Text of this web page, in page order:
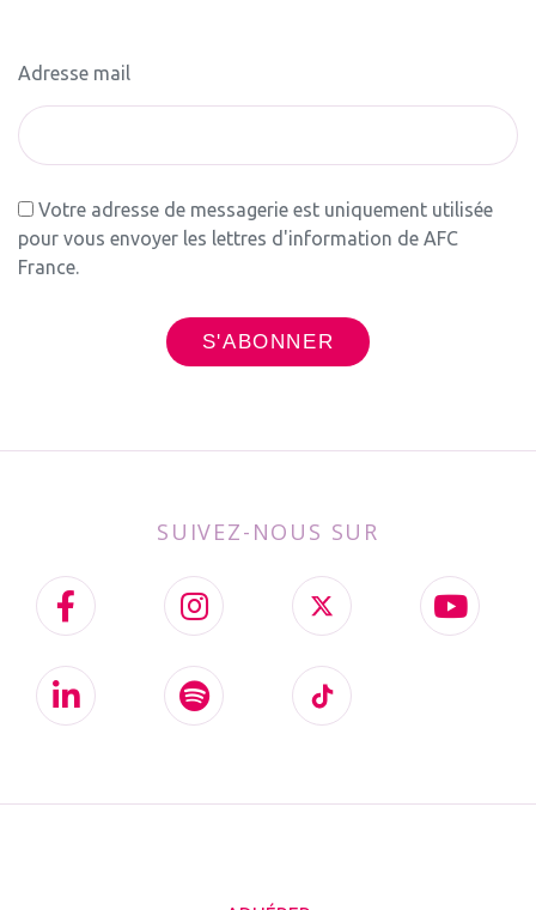
Adresse mail
Votre adresse de messagerie est uniquement utilisée
pour vous envoyer les lettres d'information de AFC
France.
SUIVEZ-NOUS SUR